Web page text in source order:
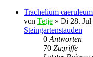
Trachelium
von Tetje » Di 28. Jul
Steingartenstauden
0 Antworten
70 Zugriffe